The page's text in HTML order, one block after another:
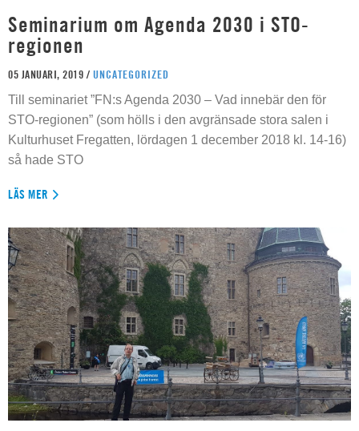
Seminarium om Agenda 2030 i STO-
regionen
05 JANUARI, 2019 / UNCATEGORIZED
Till seminariet ”FN:s Agenda 2030 – Vad innebär den för
STO-regionen” (som hölls i den avgränsade stora salen i
Kulturhuset Fregatten, lördagen 1 december 2018 kl. 14-16)
så hade STO
LÄS MER